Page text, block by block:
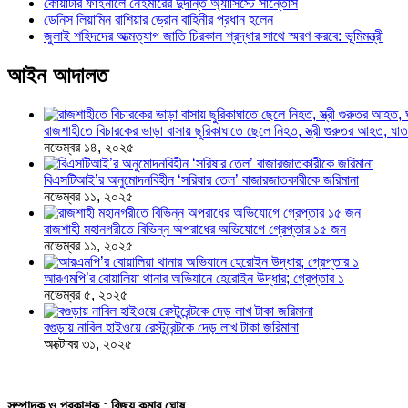
কোয়ার্টার ফাইনালে নেইমারের দুর্দান্ত অ্যাসিস্টে সান্তোস
ডেনিস লিয়ামিন রাশিয়ার ড্রোন বাহিনীর প্রধান হলেন
জুলাই শহিদদের আত্মত্যাগ জাতি চিরকাল শ্রদ্ধার সাথে স্মরণ করবে: ভূমিমন্ত্রী
আইন আদালত
রাজশাহীতে বিচারকের ভাড়া বাসায় ছুরিকাঘাতে ছেলে নিহত, স্ত্রী গুরুতর আহত,
নভেম্বর ১৪, ২০২৫
বিএসটিআই’র অনুমোদনবিহীন ‘সরিষার তেল’ বাজারজাতকারীকে জরিমানা
নভেম্বর ১১, ২০২৫
রাজশাহী মহানগরীতে বিভিন্ন অপরাধের অভিযোগে গ্রেপ্তার ১৫ জন
নভেম্বর ১১, ২০২৫
আরএমপি’র বোয়ালিয়া থানার অভিযানে হেরোইন উদ্ধার; গ্রেপ্তার ১
নভেম্বর ৫, ২০২৫
বগুড়ায় নাবিল হাইওয়ে রেস্টুরেন্টকে দেড় লাখ টাকা জরিমানা
অক্টোবর ৩১, ২০২৫